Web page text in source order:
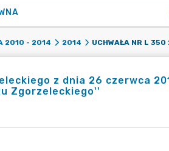
2010 - 2014 2014
z dnia 26 czerwca
Zgorzeleckiego''